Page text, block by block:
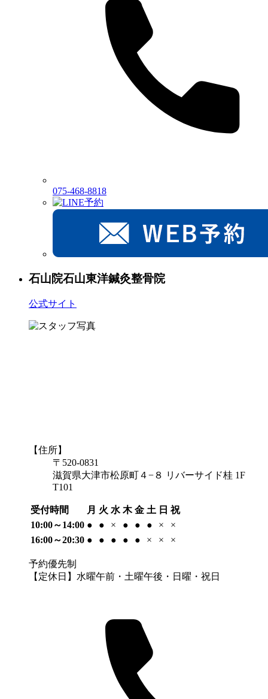
075-468-8818
石山院石山東洋鍼灸整骨院
公式サイト
【住所】
〒520-0831
滋賀県大津市松原町４−８ リバーサイド桂 1F
T101
受付時間 月 火 水 木 金 土 日 祝
10:00～14:00 ● ● × ● ● ● ×
×
16:00～20:30 ● ● ● ● ● × × ×
予約優先制
【定休日】水曜午前・土曜午後・日曜・祝日